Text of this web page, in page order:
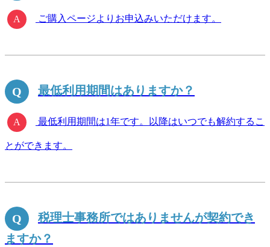
ご購入ページよりお申込みいただけます。
最低利用期間はありますか？
最低利用期間は1年です。以降はいつでも解約するこ
とができます。
税理士事務所ではありませんが契約でき
ますか？